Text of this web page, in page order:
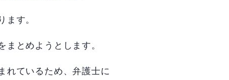
す。
とめようとします。
れているため、弁護士に